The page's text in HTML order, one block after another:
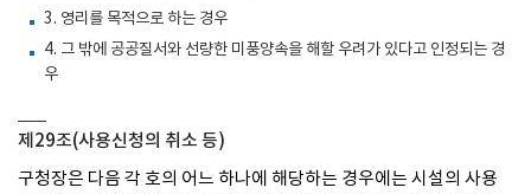
3. 영리를 목적으로 하는 경우
4. 그 밖에 공공질서와 선량한 미풍양속을 해할 우려가 있다고 인정되는 경
우
제29조(사용신청의 취소 등)
구청장은 다음 각 호의 어느 하나에 해당하는 경우에는 시설의 사용